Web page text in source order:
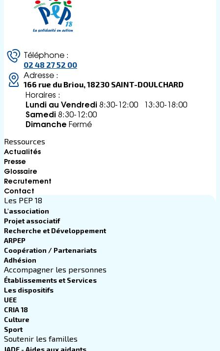
Téléphone :
02 48 27 52 00
Adresse :
166 rue du Briou, 18230 SAINT-DOULCHARD
Horaires :
Lundi au Vendredi8:30-12:00 13:30-18:00
Samedi8:30-12:00
Dimanche Fermé
Ressources
Actualités
Presse
Glossaire
Recrutement
Contact
Les PEP 18
L'association
Projet associatif
Recherche et Développement
ARPEP
Coopération / Partenariats
Adhésion
Accompagner les personnes
Établissements et Services
Les dispositifs
UEE
CRIA 18
Culture
Sport
Soutenir les familles
JADE - Aides aux aidants